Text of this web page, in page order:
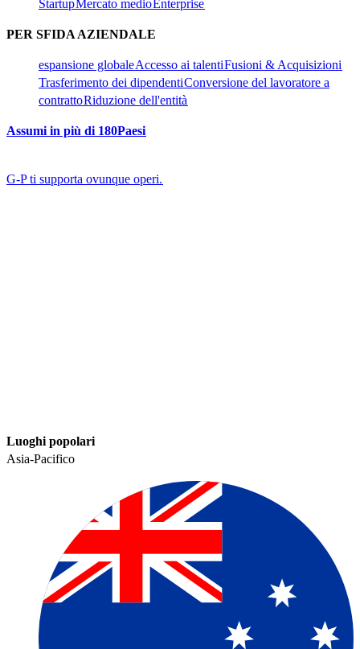
Startup​​Mercato medio​​ Enterprise​​
PER SFIDA AZIENDALE​​
espansione globale​​Accesso ai talenti​​Fusioni & Acquisizioni​​
Trasferimento dei dipendenti​​Conversione del lavoratore a
contratto​​Riduzione dell'entità​​
Assumi in più di 180Paesi​​
G-P ti supporta ovunque operi.​​
Luoghi popolari​​
Asia-Pacifico​​